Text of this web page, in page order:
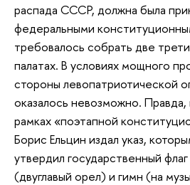
распада СССР, должна была
федеральными
требовалось собрать две
палатах. В условиях мощного
стороны левопатриотической
оказалось невозможно.
рамках «поэтапной
Борис Ельцин издал указ,
утвердил государственный
(двуглавый орел) и гимн (на